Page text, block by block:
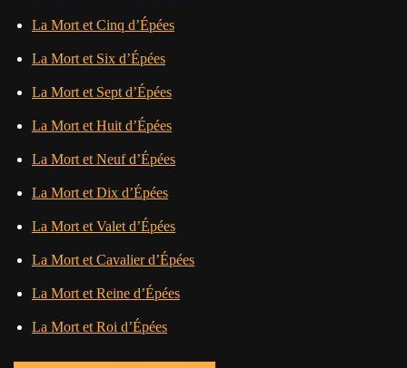
La Mort et Cinq d’Épées
La Mort et Six d’Épées
La Mort et Sept d’Épées
La Mort et Huit d’Épées
La Mort et Neuf d’Épées
La Mort et Dix d’Épées
La Mort et Valet d’Épées
La Mort et Cavalier d’Épées
La Mort et Reine d’Épées
La Mort et Roi d’Épées